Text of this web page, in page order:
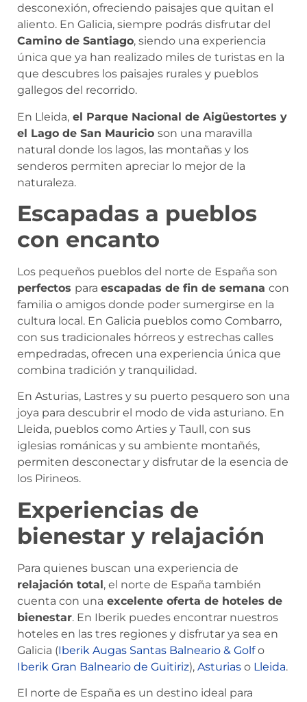
desconexión, ofreciendo paisajes que quitan el
aliento. En Galicia, siempre podrás disfrutar del
Camino de Santiago, siendo una experiencia
única que ya han realizado miles de turistas en la
que descubres los paisajes rurales y pueblos
gallegos del recorrido.
En Lleida, el Parque Nacional de Aigüestortes y
el Lago de San Mauricio son una maravilla
natural donde los lagos, las montañas y los
senderos permiten apreciar lo mejor de la
naturaleza.
Escapadas a pueblos
con encanto
Los pequeños pueblos del norte de España son
perfectos para escapadas de fin de semana con
familia o amigos donde poder sumergirse en la
cultura local. En Galicia pueblos como Combarro,
con sus tradicionales hórreos y estrechas calles
empedradas, ofrecen una experiencia única que
combina tradición y tranquilidad.
En Asturias, Lastres y su puerto pesquero son una
joya para descubrir el modo de vida asturiano. En
Lleida, pueblos como Arties y Taull, con sus
iglesias románicas y su ambiente montañés,
permiten desconectar y disfrutar de la esencia de
los Pirineos.
Experiencias de
bienestar y relajación
Para quienes buscan una experiencia de
relajación total, el norte de España también
cuenta con una excelente oferta de hoteles de
bienestar. En Iberik puedes encontrar nuestros
hoteles en las tres regiones y disfrutar ya sea en
Galicia (Iberik Augas Santas Balneario & Golfo
Iberik Gran Balneario de Guitiriz), Asturias o Lleida.
El norte de España es un destino ideal para